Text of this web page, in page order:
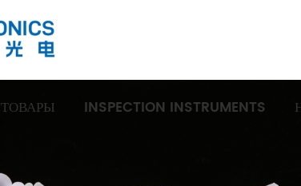
ТОВАРЫ INSPECTION INSTRUMENTS